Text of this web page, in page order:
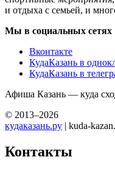
и отдыха с семьей, и
Мы в социальных сетях
Вконтакте
КудаКазань в
КудаКазань в
Афиша Казань — куда
© 2013–2026
кудаказань.ру | kuda-
Контакты